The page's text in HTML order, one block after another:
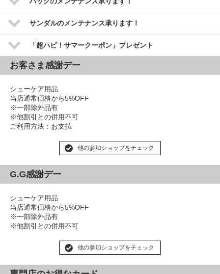
サンダルのメンテナンス承ります！
「超ハピ！サマークーポン」プレゼント
お客さま感謝デー
シューケア用品
当店通常価格から5%OFF
※一部除外品有
※他割引との併用不可
ご利用方法：お支払
他の参加ショップをチェック
G.G感謝デー
シューケア用品
当店通常価格から5%OFF
※一部除外品有
※他割引との併用不可
他の参加ショップをチェック